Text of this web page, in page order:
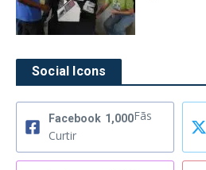
Social Icons
Facebook 1,000Fãs
Curtir